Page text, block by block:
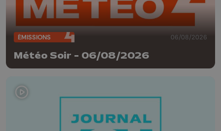
ÉMISSIONS 06/08/2026
Météo Soir - 06/08/2026